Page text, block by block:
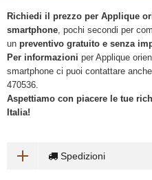
Richiedi il prezzo per Applique
smartphone, pochi secondi per
un preventivo gratuito e senza
Per informazioni per Applique
smartphone ci puoi contattare
470536.
Aspettiamo con piacere le tue
Italia!
Spedizioni